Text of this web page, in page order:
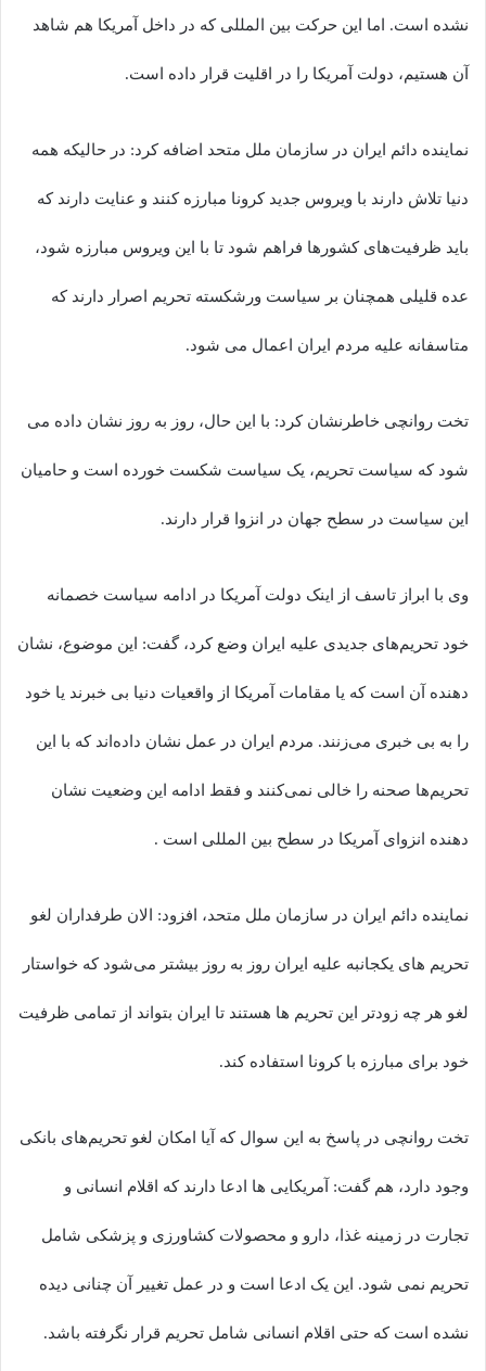
نشده است. اما این حرکت بین المللی که در داخل آمریکا هم شاهد
آن هستیم، دولت آمریکا را در اقلیت قرار داده است.
نماینده دائم ایران در سازمان ملل متحد اضافه کرد: در حالیکه همه
دنیا تلاش دارند با ویروس جدید کرونا مبارزه کنند و عنایت دارند که
باید ظرفیت‌های کشورها فراهم شود تا با این ویروس مبارزه شود،
عده قلیلی همچنان بر سیاست ورشکسته تحریم اصرار دارند که
متاسفانه علیه مردم ایران اعمال می شود.
تخت روانچی خاطرنشان کرد: با این حال، روز به روز نشان داده می
شود که سیاست تحریم، یک سیاست شکست خورده است و حامیان
این سیاست در سطح جهان در انزوا قرار دارند.
وی با ابراز تاسف از اینک دولت آمریکا در ادامه سیاست خصمانه
خود تحریم‌های جدیدی علیه ایران وضع کرد، گفت: این موضوع، نشان
دهنده آن است که یا مقامات آمریکا از واقعیات دنیا بی خبرند یا خود
را به بی خبری می‌زنند. مردم ایران در عمل نشان داده‌اند که با این
تحریم‌ها صحنه را خالی نمی‌کنند و فقط ادامه این وضعیت نشان
دهنده انزوای آمریکا در سطح بین المللی است .
نماینده دائم ایران در سازمان ملل متحد، افزود: الان طرفداران لغو
تحریم های یکجانبه علیه ایران روز به روز بیشتر می‌شود که خواستار
لغو هر چه زودتر این تحریم ها هستند تا ایران بتواند از تمامی ظرفیت
خود برای مبارزه با کرونا استفاده کند.
تخت روانچی در پاسخ به این سوال که آیا امکان لغو تحریم‌های بانکی
وجود دارد، هم گفت: آمریکایی ها ادعا دارند که اقلام انسانی و
تجارت در زمینه غذا، دارو و محصولات کشاورزی و پزشکی شامل
تحریم نمی شود. این یک ادعا است و در عمل تغییر آن چنانی دیده
نشده است که حتی اقلام انسانی شامل تحریم قرار نگرفته باشد.